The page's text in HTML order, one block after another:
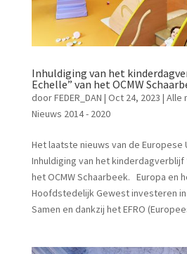
Inhuldiging van het
Echelle” van het OCMW
doorFEDER_DAN | Oct 24, 2023 | Alle
Nieuws 2014 - 2020
Het laatste nieuws van de Europese
Inhuldiging van het kinderdagverblijf
het OCMW Schaarbeek. Europa en
Hoofdstedelijk Gewest investeren
Samen en dankzij het EFRO